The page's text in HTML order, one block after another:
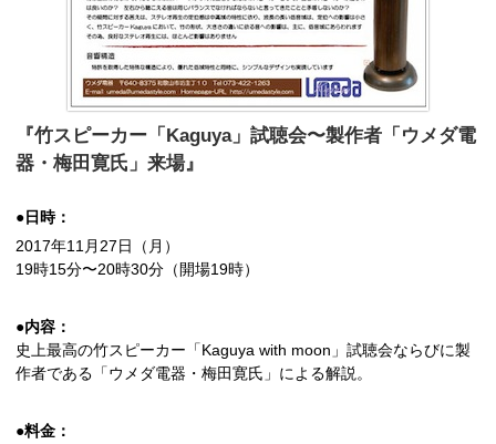
『竹スピーカー「Kaguya」試聴会〜製作者「ウメダ電
器・梅田寛氏」来場』
●日時：
2017年11月27日（月）
19時15分〜20時30分（開場19時）
●内容：
史上最高の竹スピーカー「Kaguya with moon」試聴会ならびに製
作者である「ウメダ電器・梅田寛氏」による解説。
●料金：